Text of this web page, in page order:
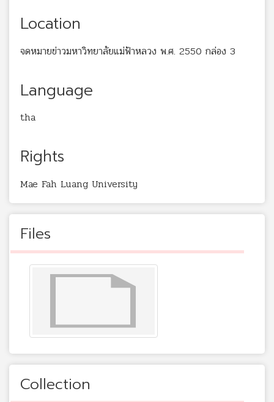
Location
จดหมายข่าวมหาวิทยาลัยแม่ฟ้าหลวง พ.ศ. 2550 กล่อง 3
Language
tha
Rights
Mae Fah Luang University
Files
Collection